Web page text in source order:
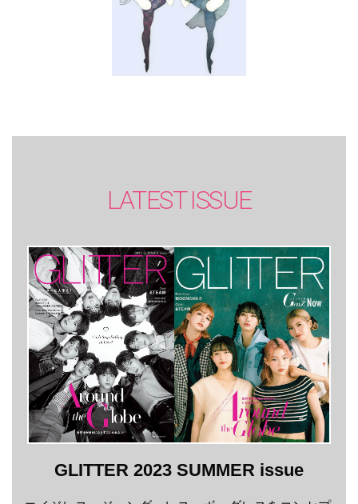
LATEST ISSUE
GLITTER 2023 SUMMER issue